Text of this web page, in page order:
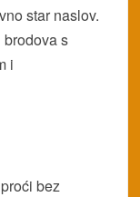
star naslov.
s
i
bez